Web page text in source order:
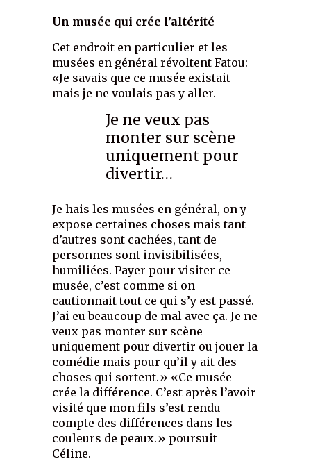
Un musée qui crée l’altérité
Cet endroit en particulier et les
musées en général révoltent Fatou:
«Je savais que ce musée existait
mais je ne voulais pas y aller.
Je ne veux pas
monter sur scène
uniquement pour
divertir…
Je hais les musées en général, on y
expose certaines choses mais tant
d’autres sont cachées, tant de
personnes sont invisibilisées,
humiliées. Payer pour visiter ce
musée, c’est comme si on
cautionnait tout ce qui s’y est passé.
J’ai eu beaucoup de mal avec ça. Je ne
veux pas monter sur scène
uniquement pour divertir ou jouer la
comédie mais pour qu’il y ait des
choses qui sortent.» «Ce musée
crée la différence. C’est après l’avoir
visité que mon fils s’est rendu
compte des différences dans les
couleurs de peaux.» poursuit
Céline.